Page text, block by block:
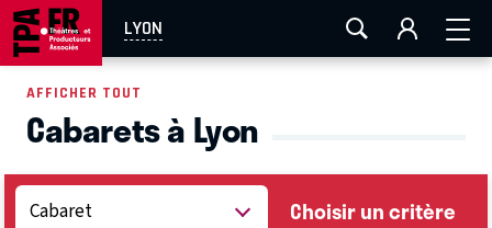
LYON
AIX-MARSEILLE LA ROCHELLE
EN TOURNÉE
AFFICHER TOUT
Cabarets à Lyon
Choisir un critère